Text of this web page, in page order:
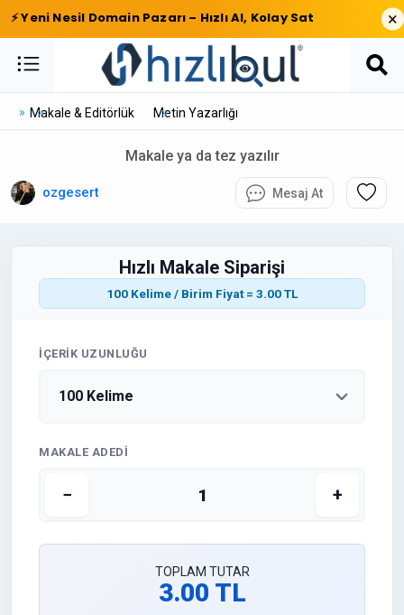
⚡ Yeni Nesil Domain Pazarı – Hızlı Al, Kolay Sat ×
Makale & Editörlük Metin Yazarlığı
Makale ya da tez yazılır
ozgesert Mesaj At
Hızlı Makale Siparişi
100 Kelime / Birim Fiyat = 3.00 TL
İÇERIK UZUNLUĞU
MAKALE ADEDI
− +
TOPLAM TUTAR
3.00 TL